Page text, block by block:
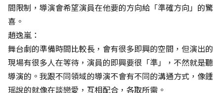
間限制，導演會希望演員在他要的方向給「準確方向」的驚
喜。
趙逸嵐：
舞台劇的準備時間比較長，會有很多即興的空間，但演出的
現場有很多人在等待，演員的即興要很「準」，不然就是聽
導演的。我跟不同領域的導演不會有不同的溝通方式，像鍾
瑶說的就像在談戀愛，互相配合，各取所需。